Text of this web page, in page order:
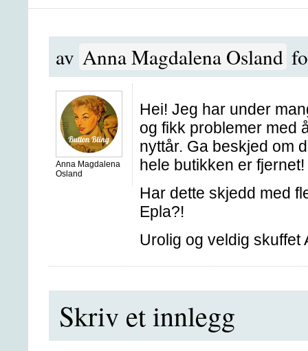
av Anna Magdalena Osland
Anna Magdalena
Osland
Hei! Jeg har under
og fikk problemer med
nyttår. Ga beskjed om
hele butikken er fjernet!
Har dette skjedd med
Epla?!
Urolig og veldig skuffet
Skriv et innlegg